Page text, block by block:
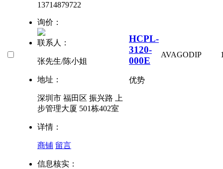
13714879722
询价：
联系人：
张先生/陈小姐
地址：
深圳市 福田区 振兴路 上
步管理大厦 501栋402室
详情：
商铺 留言
信息核实：
HCPL-
3120-
000E
优势
AVAGODIP